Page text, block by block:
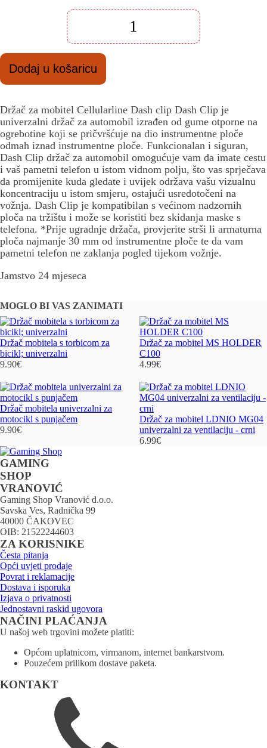
za
mobitel
Cellularline
Dash
clip
Dodaj u košaricu
Držač za mobitel Cellularline Dash clip Dash Clip je
univerzalni držač za automobil izrađen od gume otporne na
ogrebotine koji se pričvršćuje na dio instrumentne ploče
odmah iznad instrumentne ploče. Funkcionalan i siguran,
Dash Clip držač za automobil omogućuje vam da imate cestu
i vaš pametni telefon u istom vidnom polju, što vas sprječava
da promijenite kuda gledate i uvijek održava vašu vizualnu
koncentraciju u istom smjeru, ostajući usredotočeni na
vožnja. Dash Clip je kompatibilan s većinom nadzornih
ploča na tržištu i može se koristiti bez skidanja maske s
telefona. *Prije ugradnje držača, provjerite strši li armaturna
ploča najmanje 30 mm od instrumentne ploče te da vam
pametni telefon ne zaklanja pogled tijekom vožnje.
Jamstvo 24 mjeseca
MOGLO BI VAS ZANIMATI
Držač mobitela s torbicom za
bicikl; univerzalni
9.90€
Držač za mobitel MS HOLDER
C100
4.99€
Držač mobitela univerzalni za
motocikl s punjačem
9.90€
Držač za mobitel LDNIO MG04
univerzalni za ventilaciju - crni
6.99€
GAMING
SHOP
VRANOVIĆ
Gaming Shop Vranović d.o.o.
Savska Ves, Radnička 99
40000 ČAKOVEC
OIB: 21522244603
ZA KORISNIKE
Česta pitanja
Opći uvjeti prodaje
Povrat i reklamacije
Dostava i isporuka
Izjava o privatnosti
Jednostavni raskid ugovora
NAČINI PLAĆANJA
U našoj web trgovini možete platiti:
Općom uplatnicom, virmanom, internet bankarstvom.
Pouzećem prilikom dostave paketa.
KONTAKT